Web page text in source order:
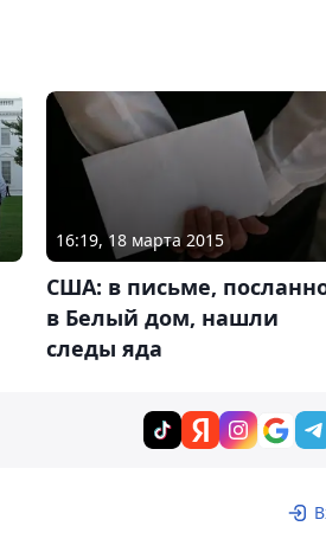
16:19, 18 марта 2015
США: в письме,
в Белый дом, нашли
следы яда